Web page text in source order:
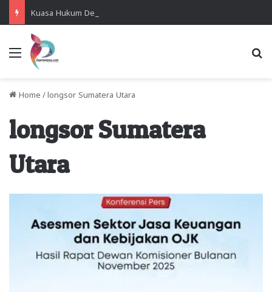
Menu
Home / longsor Sumatera Utara
longsor Sumatera
Utara